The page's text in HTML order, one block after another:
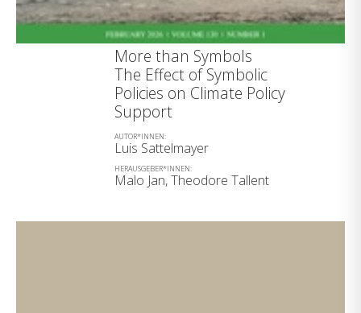
More than Symbols
The Effect of Symbolic
Policies on Climate Policy
Support
AUTOR*INNEN:
Luis Sattelmayer
HERAUSGEBER*INNEN:
Malo Jan, Theodore Tallent